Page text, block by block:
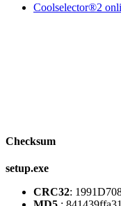
Coolselector®2
Checksum
setup.exe
CRC32: